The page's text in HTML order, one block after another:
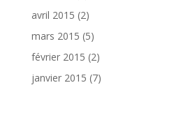
avril 2015 (2)
mars 2015 (5)
février 2015 (2)
janvier 2015 (7)